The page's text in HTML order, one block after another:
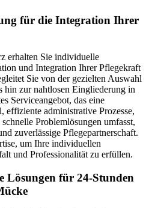
für die Integration Ihrer
erhalten Sie individuelle
und Integration Ihrer Pflegekraft
Sie von der gezielten Auswahl
hin zur nahtlosen Eingliederung in
Serviceangebot, das eine
effiziente administrative Prozesse,
Problemlösungen umfasst,
zuverlässige Pflegepartnerschaft.
um Ihre individuellen
und Professionalität zu erfüllen.
Lösungen für 24-Stunden